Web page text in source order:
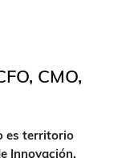
CMO,
es territorio
Innovación.